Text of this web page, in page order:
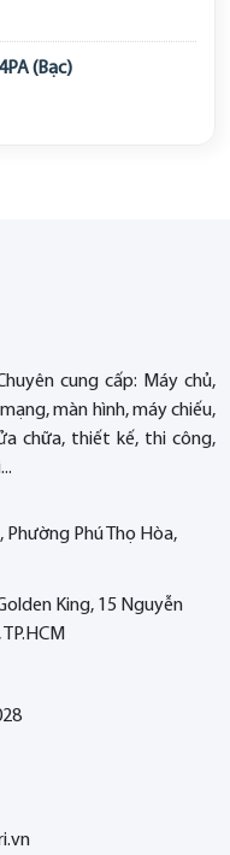
(Bạc)
cung cấp: Máy chủ,
màn hình, máy chiếu,
chữa, thiết kế, thi công,
Phường Phú Thọ Hòa,
King, 15 Nguyễn